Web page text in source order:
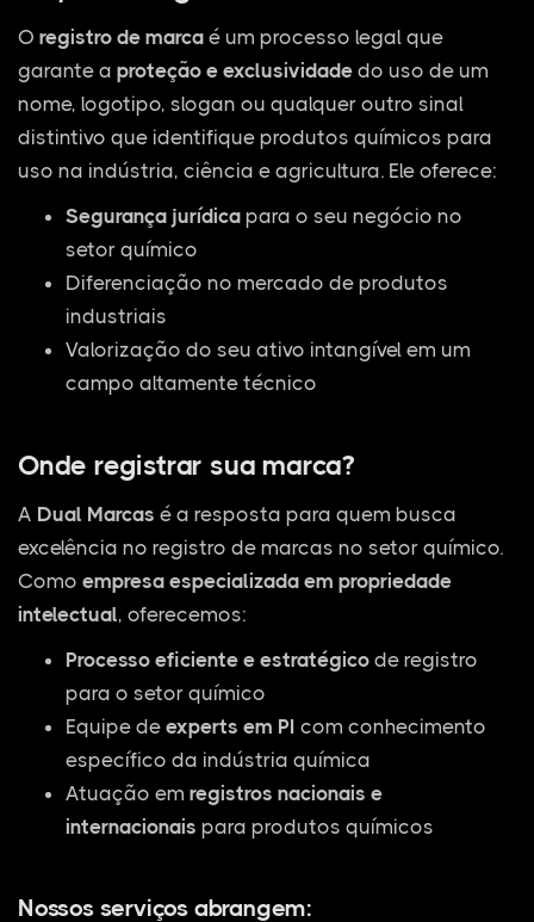
O registro de marca é um processo legal que
garante a proteção e exclusividade do uso de um
nome, logotipo, slogan ou qualquer outro sinal
distintivo que identifique produtos químicos para
uso na indústria, ciência e agricultura. Ele oferece:
Segurança jurídica para o seu negócio no
setor químico
Diferenciação no mercado de produtos
industriais
Valorização do seu ativo intangível em um
campo altamente técnico
Onde registrar sua marca?
A Dual Marcas é a resposta para quem busca
excelência no registro de marcas no setor químico.
Como empresa especializada em propriedade
intelectual, oferecemos:
Processo eficiente e estratégico de registro
para o setor químico
Equipe de experts em PI com conhecimento
específico da indústria química
Atuação em registros nacionais e
internacionais para produtos químicos
Nossos serviços abrangem: